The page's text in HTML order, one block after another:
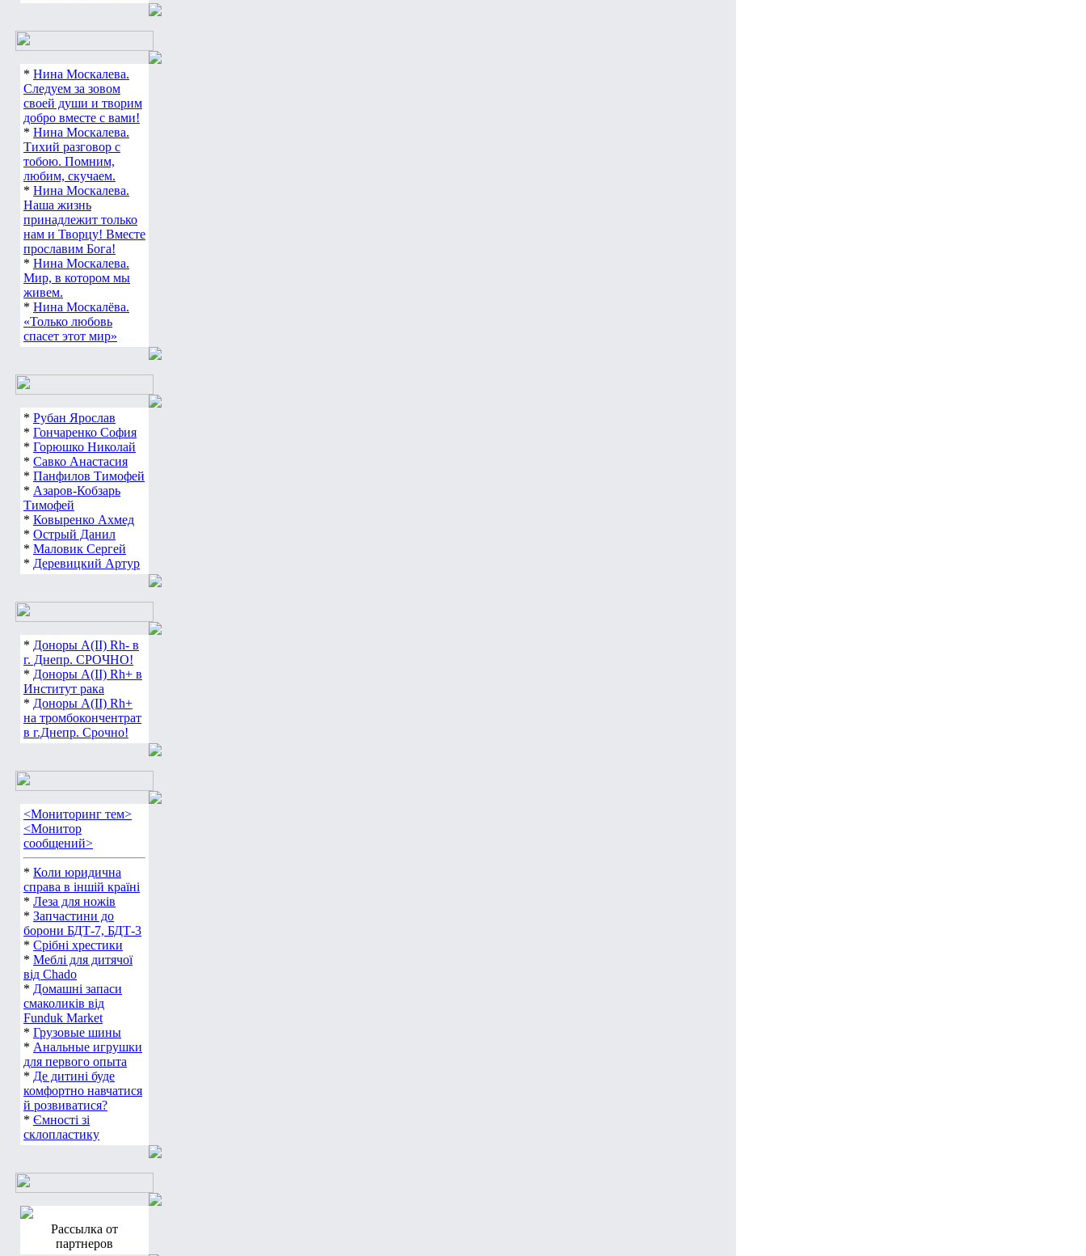
* Нина Москалева.
Следуем за зовом
своей души и творим
добро вместе с вами!
* Нина Москалева.
Тихий разговор с
тобою. Помним,
любим, скучаем.
* Нина Москалева.
Наша жизнь
принадлежит только
нам и Творцу! Вместе
прославим Бога!
* Нина Москалева.
Мир, в котором мы
живем.
* Нина Москалёва.
«Только любовь
спасет этот мир»
* Рубан Ярослав
* Гончаренко София
* Горюшко Николай
* Савко Анастасия
* Панфилов Тимофей
* Азаров-Кобзарь
Тимофей
* Ковыренко Ахмед
* Острый Данил
* Маловик Сергей
* Деревицкий Артур
* Доноры А(ІІ) Rh- в
г. Днепр. СРОЧНО!
* Доноры А(ІІ) Rh+ в
Институт рака
* Доноры А(ІІ) Rh+
на тромбокончентрат
в г.Днепр. Срочно!
<Мониторинг тем>
<Монитор
сообщений>
* Коли юридична
справа в іншій країні
* Леза для ножів
* Запчастини до
борони БДТ-7, БДТ-3
* Срібні хрестики
* Меблі для дитячої
від Chado
* Домашні запаси
смаколиків від
Funduk Market
* Грузовые шины
* Анальные игрушки
для первого опыта
* Де дитині буде
комфортно навчатися
й розвиватися?
* Ємності зі
склопластику
Рассылка от
партнеров